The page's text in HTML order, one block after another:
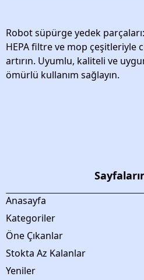
Robot süpürge yedek
HEPA filtre ve mop çeşitleriyle
artırın. Uyumlu, kaliteli ve
ömürlü kullanım sağlayın.
Anasayfa
Kategoriler
Öne Çıkanlar
Stokta Az Kalanlar
Yeniler